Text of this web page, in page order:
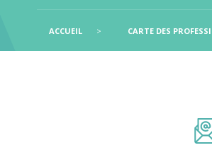
ACCUEIL > CARTE DES